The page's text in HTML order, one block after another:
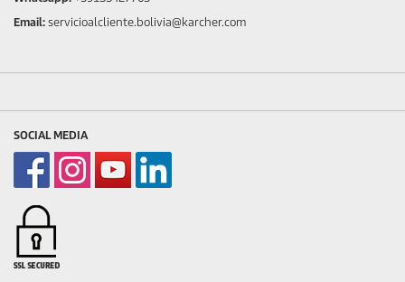
Email: servicioalcliente.bolivia@karcher.com
SOCIAL MEDIA